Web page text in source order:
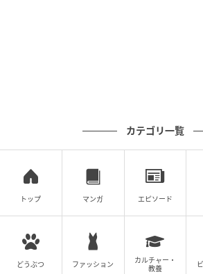
次の話を
第34話
比較夫
ツムママ
カテゴリ一覧
トップ マンガ エピソード
どうぶつ ファッション
カルチャー・
教養